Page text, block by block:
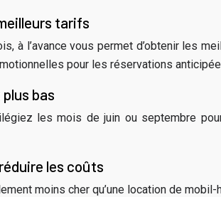
tarifs
à l’avance vous permet d’obtenir les
pour les réservations
bas
les mois de juin ou septembre
les coûts
moins cher qu’une location de